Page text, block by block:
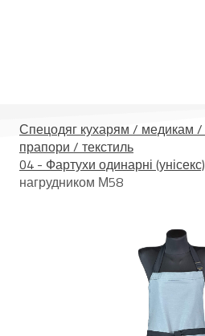
Спецодяг кухарям / медикам
прапори / текстиль
04 - Фартухи одинарні (унісекс)
нагрудником М58